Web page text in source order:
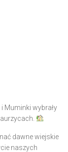
Muminki wybrały
dawne wiejskie
naszych